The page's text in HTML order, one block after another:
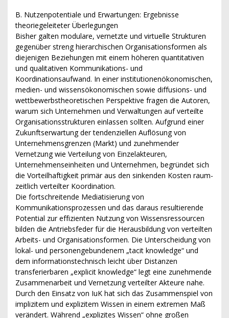
B. Nutzenpotentiale und Erwartungen: Ergebnisse
theoriegeleiteter Überlegungen
Bisher galten modulare, vernetzte und virtuelle Strukturen
gegenüber streng hierarchischen Organisationsformen als
diejenigen Beziehungen mit einem höheren quantitativen
und qualitativen Kommunikations- und
Koordinationsaufwand. In einer institutionenökonomischen,
medien- und wissensökonomischen sowie diffusions- und
wettbewerbstheoretischen Perspektive fragen die Autoren,
warum sich Unternehmen und Verwaltungen auf verteilte
Organisationsstrukturen einlassen sollten. Aufgrund einer
Zukunftserwartung der tendenziellen Auflösung von
Unternehmensgrenzen (Markt) und zunehmender
Vernetzung wie Verteilung von Einzelakteuren,
Unternehmenseinheiten und Unternehmen, begründet sich
die Vorteilhaftigkeit primär aus den sinkenden Kosten raum-
zeitlich verteilter Koordination.
Die fortschreitende Mediatisierung von
Kommunikationsprozessen und das daraus resultierende
Potential zur effizienten Nutzung von Wissensressourcen
bilden die Antriebsfeder für die Herausbildung von verteilten
Arbeits- und Organisationsformen. Die Unterscheidung von
lokal- und personengebundenem „tacit knowledge“ und
dem informationstechnisch leicht über Distanzen
transferierbaren „explicit knowledge“ legt eine zunehmende
Zusammenarbeit und Vernetzung verteilter Akteure nahe.
Durch den Einsatz von IuK hat sich das Zusammenspiel von
implizitem und explizitem Wissen in einem extremen Maß
verändert. Während „explizites Wissen“ ohne großen